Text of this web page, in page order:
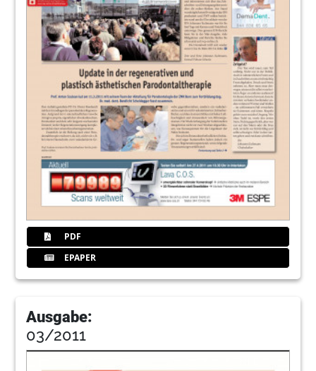
PDF
EPAPER
Ausgabe:
03/2011